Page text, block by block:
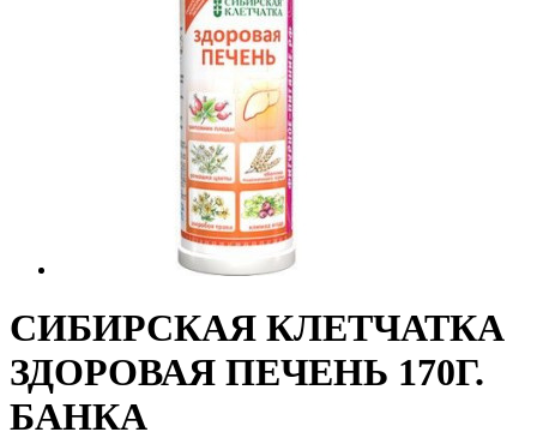
СИБИРСКАЯ КЛЕТЧАТКА
ЗДОРОВАЯ ПЕЧЕНЬ 170Г.
БАНКА